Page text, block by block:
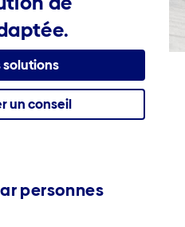
solutions
un conseil
personnes